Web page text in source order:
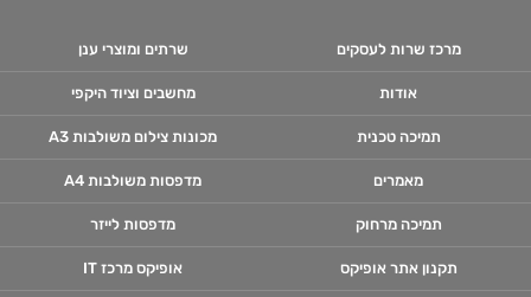
מרכז שרות לעסקים
אודות
תמיכה טכנית
מאמרים
תמיכה מרחוק
תקנון אתר אופיקס
שרתים ומוצרי ענן
מחשבים וציוד היקפי
מכונות צילום משולבות A3
מדפסות משולבות A4
מדפסות לייזר
אופיקס מרכז IT